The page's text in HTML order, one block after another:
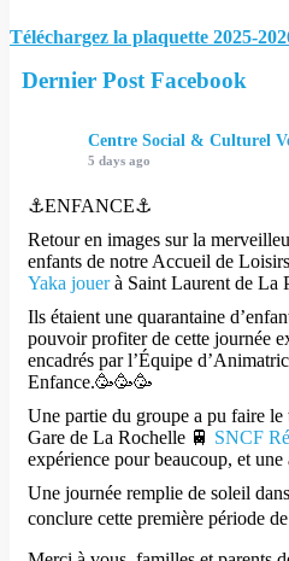
Téléchargez la plaquette 2025-
Dernier Post Facebook
Centre Social & Culturel
5 days ago
⚓️ENFANCE⚓️
Retour en images sur la
enfants de notre Accueil de
Yaka jouerà Saint Laurent de La
Ils étaient une quarantaine
pouvoir profiter de cette journée
encadrés par l’Équipe
Enfance.🥳🥳🥳
Une partie du groupe a pu faire le
Gare de La Rochelle 🚆 SNCF
expérience pour beaucoup, et
Une journée remplie de soleil
conclure cette première période